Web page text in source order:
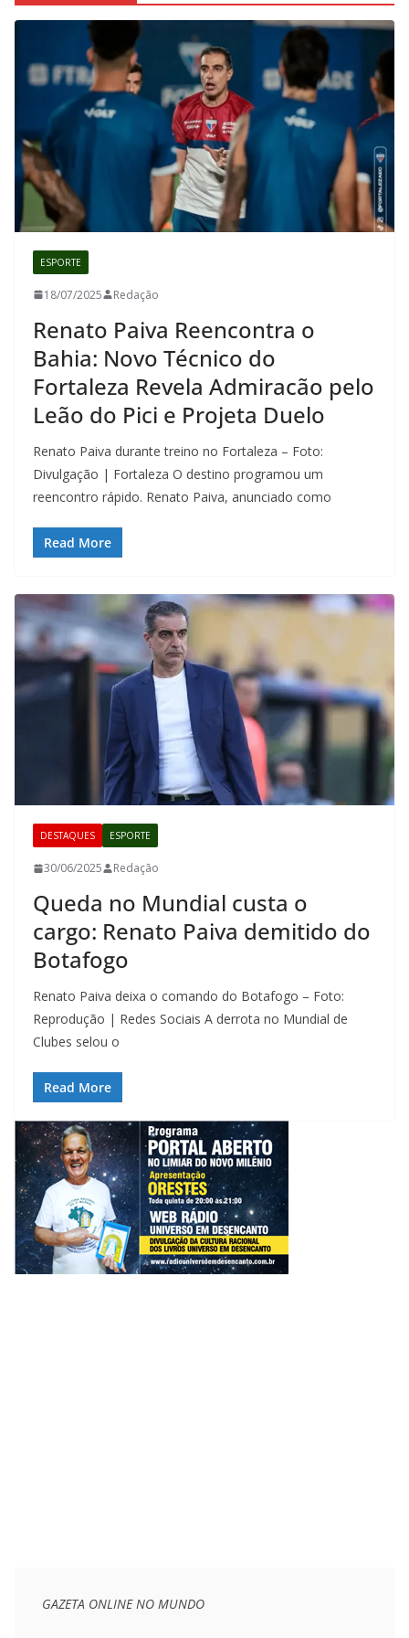
ESPORTE
18/07/2025 Redação
Renato Paiva Reencontra o
Bahia: Novo Técnico do
Fortaleza Revela Admiracão pelo
Leão do Pici e Projeta Duelo
Renato Paiva durante treino no Fortaleza – Foto:
Divulgação | Fortaleza O destino programou um
reencontro rápido. Renato Paiva, anunciado como
Read More
DESTAQUES ESPORTE
30/06/2025 Redação
Queda no Mundial custa o
cargo: Renato Paiva demitido do
Botafogo
Renato Paiva deixa o comando do Botafogo – Foto:
Reprodução | Redes Sociais A derrota no Mundial de
Clubes selou o
Read More
GAZETA ONLINE NO MUNDO